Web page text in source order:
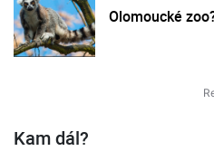
Olomoucké
Kam dál?